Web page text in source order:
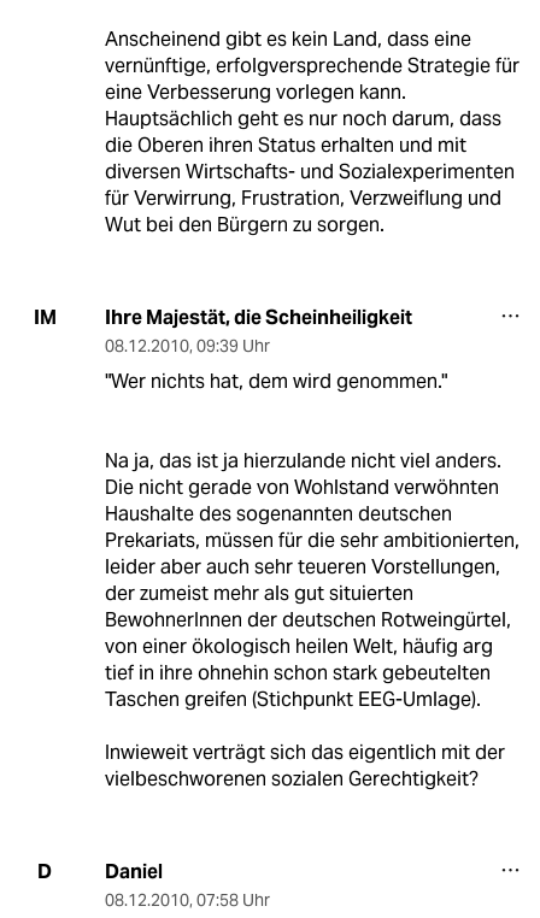
Anscheinend gibt es kein Land, dass eine
vernünftige, erfolgversprechende Strategie für
eine Verbesserung vorlegen kann.
Hauptsächlich geht es nur noch darum, dass
die Oberen ihren Status erhalten und mit
diversen Wirtschafts- und Sozialexperimenten
für Verwirrung, Frustration, Verzweiflung und
Wut bei den Bürgern zu sorgen.
IM Ihre Majestät, die Scheinheiligkeit
08.12.2010, 09:39 Uhr
"Wer nichts hat, dem wird genommen."
Na ja, das ist ja hierzulande nicht viel anders.
Die nicht gerade von Wohlstand verwöhnten
Haushalte des sogenannten deutschen
Prekariats, müssen für die sehr ambitionierten,
leider aber auch sehr teueren Vorstellungen,
der zumeist mehr als gut situierten
BewohnerInnen der deutschen Rotweingürtel,
von einer ökologisch heilen Welt, häufig arg
tief in ihre ohnehin schon stark gebeutelten
Taschen greifen (Stichpunkt EEG-Umlage).
Inwieweit verträgt sich das eigentlich mit der
vielbeschworenen sozialen Gerechtigkeit?
D Daniel
08.12.2010, 07:58 Uhr